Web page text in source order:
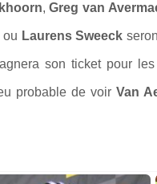
,Greg van
ou Laurens Sweeck
son ticket pour les
probable de voirVan